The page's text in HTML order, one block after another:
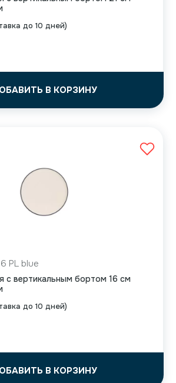
до 10 дней)
В КОРЗИНУ
до 10 дней)
PL blue
с вертикальным бортом 16 см
В КОРЗИНУ